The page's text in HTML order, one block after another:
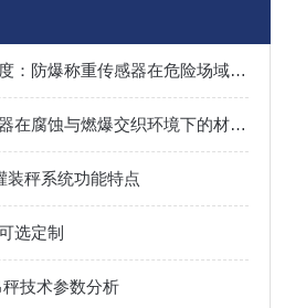
临界载荷下的安全刻度：防爆称重传感器在危险场域中的能量限制与计量逻辑
不锈钢防爆称重传感器在腐蚀与燃爆交织环境下的材质叙事
装秤系统功能特点
选定制
技术参数分析